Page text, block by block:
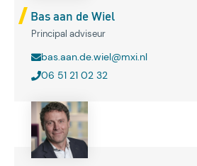
Bas aan de Wiel
Principal adviseur
bas.aan.de.wiel@mxi.nl
06 51 21 02 32